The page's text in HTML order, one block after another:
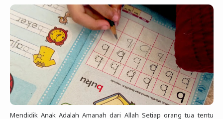
Mendidik Anak Adalah Amanah dari Allah Setiap orang tua tentu